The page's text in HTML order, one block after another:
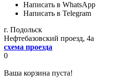
Написать в WhatsApp
Написать в Telegram
г. Подольск
Нефтебазовский проезд, 4а
схема проезда
0
Ваша корзина пуста!